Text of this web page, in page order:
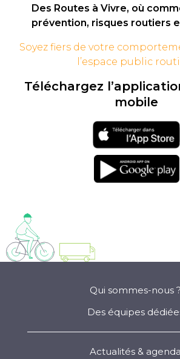
Des Routes à Vivre, où
prévention, risques routiers
Soyez fiers de votre
l’espace public
Téléchargez
mobile
Téléchargement
sur l'app store
Téléchargement
sur google play
Qui sommes-nous ?
Des équipes
Actualités & agenda